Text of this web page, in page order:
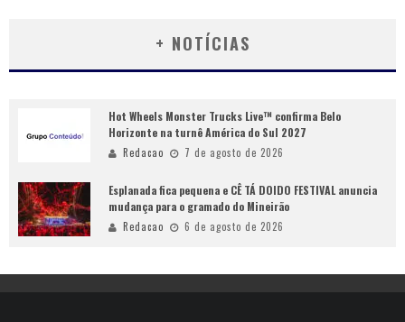
+ NOTÍCIAS
Hot Wheels Monster Trucks Live™ confirma Belo
Horizonte na turnê América do Sul 2027
Redacao 7 de agosto de 2026
Esplanada fica pequena e CÊ TÁ DOIDO FESTIVAL anuncia
mudança para o gramado do Mineirão
Redacao 6 de agosto de 2026